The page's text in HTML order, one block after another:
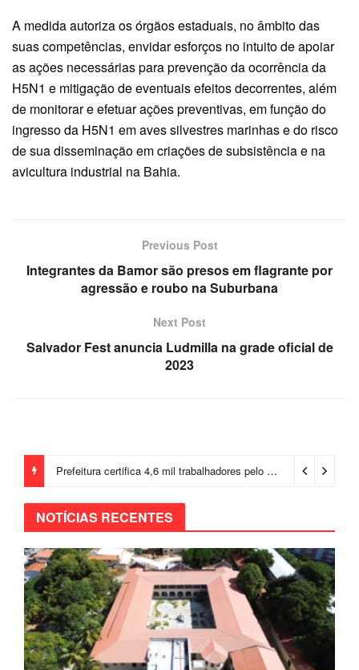
A medida autoriza os órgãos estaduais, no âmbito das
suas competências, envidar esforços no intuito de apoiar
as ações necessárias para prevenção da ocorrência da
H5N1 e mitigação de eventuais efeitos decorrentes, além
de monitorar e efetuar ações preventivas, em função do
ingresso da H5N1 em aves silvestres marinhas e do risco
de sua disseminação em criações de subsistência e na
avicultura industrial na Bahia.
Previous Post
Integrantes da Bamor são presos em flagrante por
agressão e roubo na Suburbana
Next Post
Salvador Fest anuncia Ludmilla na grade oficial de
2023
Prefeitura certifica 4,6 mil trabalhadores pelo programa Treinar para Empregar e realiza Feirão de Empregabilidade
NOTÍCIAS RECENTES